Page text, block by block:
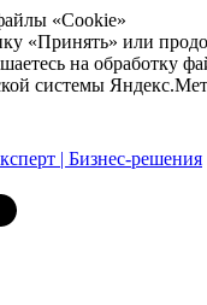
«Cookie»
«Принять» или
на обработку
системы
| Бизнес-решения